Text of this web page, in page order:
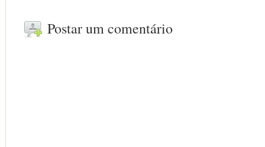
Postar um comentário